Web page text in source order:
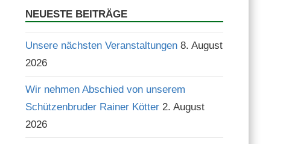
NEUESTE BEITRÄGE
Unsere nächsten Veranstaltungen 8. August
2026
Wir nehmen Abschied von unserem
Schützenbruder Rainer Kötter 2. August
2026